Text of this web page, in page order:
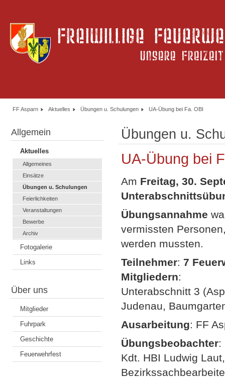
FF Asparn Aktuelles Übungen u. Schulungen UA-Übung bei Fa. OBI
Allgemein
Aktuelles
Allgemeines
Einsätze
Übungen u. Schulungen
Feierlichkeiten
Veranstaltungen
Bewerbe
Archiv
Fotogalerie
Links
Über uns
Mitglieder
Fuhrpark
Geschichte
Feuerwehrfest
Übungen u.
UA-Übung bei
Am Freitag, 30.
Übungsannahme
vermissten
werden mussten.
Teilnehmer: 7
Mitgliedern:
Unterabschnitt 3
Judenau,
Ausarbeitung: FF
Übungsbeobachter:
Kdt. HBI Ludwig